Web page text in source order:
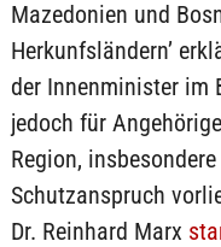
Mazedonien und
Herkunfsländern’
der Innenminister im
jedoch für
Region,
Schutzanspruch
Dr. Reinhard Marx